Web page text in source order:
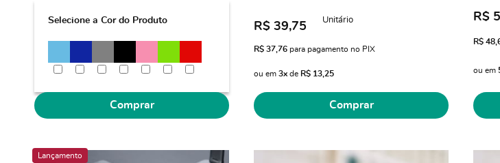
Selecione a Cor do Produto
Comprar
R$ 39,75
Unitário
R$ 37,76 para pagamento no PIX
ou em 3x de R$ 13,25
Comprar
R$
R$
ou em
Lançamento